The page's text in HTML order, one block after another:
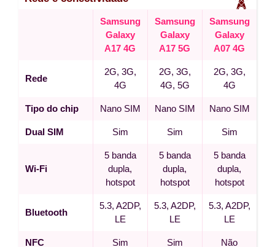
Samsung
Galaxy
A17 4G
Samsung
Galaxy
A17 5G
Samsung
Galaxy
A07 4G
Rede
2G, 3G,
4G
2G, 3G,
4G, 5G
2G, 3G,
4G
Tipo do chip Nano SIM Nano SIM Nano SIM
Dual SIM Sim Sim Sim
Wi-Fi
5 banda
dupla,
hotspot
5 banda
dupla,
hotspot
5 banda
dupla,
hotspot
Bluetooth
5.3, A2DP,
LE
5.3, A2DP,
LE
5.3, A2DP,
LE
NFC Sim Sim Não